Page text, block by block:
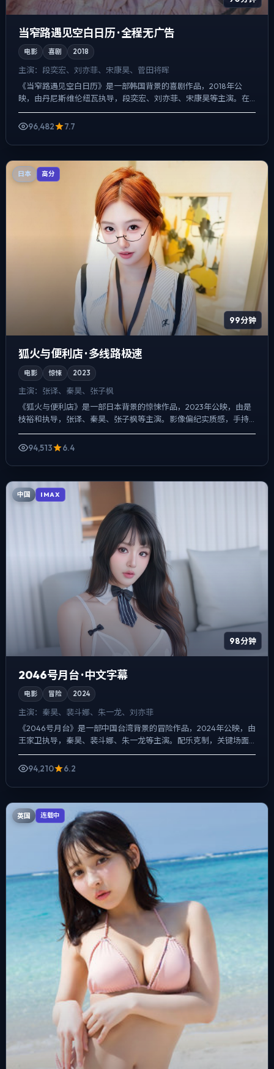
当窄路遇见空白日历 · 全程无广告
电影 喜剧 2018
主演： 段奕宏、刘亦菲、宋康昊、菅田将晖
《当窄路遇见空白日历》是一部韩国背景的喜剧作品，2018年公
映，由丹尼斯·维伦纽瓦执导，段奕宏、刘亦菲、宋康昊等主演。在
类型片框架里埋入作者式旁白与留白，真相并非一次性抛出，而...
96,482
7.7
日本 高分
99分钟
狐火与便利店 · 多线路极速
电影 惊悚 2023
主演： 张译、秦昊、张子枫
《狐火与便利店》是一部日本背景的惊悚作品，2023年公映，由是
枝裕和执导，张译、秦昊、张子枫等主演。影像偏纪实质感，手持
与固定机位交替出现，悬疑外壳下，更想讨论的是「记忆是否可...
94,513
6.4
中国 IMAX
98分钟
2046号月台 · 中文字幕
电影 冒险 2024
主演： 秦昊、裴斗娜、朱一龙、刘亦菲
《2046号月台》是一部中国台湾背景的冒险作品，2024年公映，由
王家卫执导，秦昊、裴斗娜、朱一龙等主演。配乐克制，关键场面
反而以环境声托情绪，动作戏服务于叙事节点，每场打斗都...
94,210
6.2
英国 连载中